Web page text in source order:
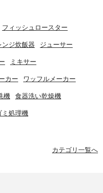
フィッシュロースター
ンジ炊飯器 ジューサー
ミキサー
カー ワッフルメーカー
機 食器洗い乾燥機
ミ処理機
カテゴリ一覧へ